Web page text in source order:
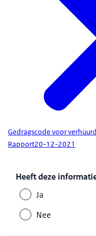
bepaalt
situatie is hierbij
beoordeeld worden.
In deze situatie is
contact opnemen
Vraag dan bij
Bent u ouder dan
Voor de uitvoering
verhuurder deze
Gedragscode voor
Rapport20-12-2021
Heeft deze
Ja
Nee